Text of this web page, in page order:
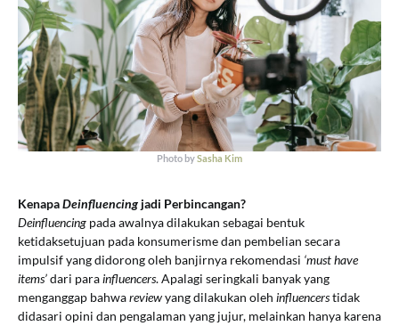
Photo bySasha Kim
KenapaDeinfluencing jadi Perbincangan?
Deinfluencing pada awalnya dilakukan sebagai bentuk
ketidaksetujuan pada konsumerisme dan pembelian secara
impulsif yang didorong oleh banjirnya rekomendasi ‘must have
items’dari parainfluencers. Apalagi seringkali banyak yang
menganggap bahwareviewyang dilakukan oleh influencerstidak
didasari opini dan pengalaman yang jujur, melainkan hanya karena